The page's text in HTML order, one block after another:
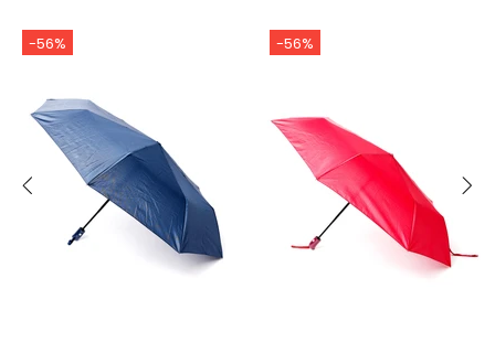
-56% -56%